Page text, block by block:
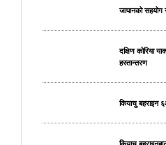
जापानको सहयोग
दक्षिण कोरिया
हस्तान्तरण
कियाचु बहराइन